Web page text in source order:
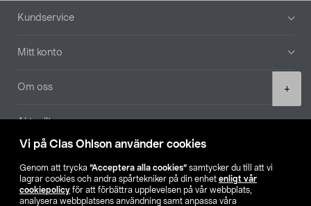
Vi på Clas Ohlson använder cookies
Genom att trycka ”Acceptera alla cookies” samtycker du till att vi
lagrar cookies och andra spårtekniker på din enhet enligt vår
cookiepolicy för att förbättra upplevelsen på vår webbplats,
analysera webbplatsens användning samt anpassa våra
+
Sidfot
Kundservice
Mitt konto
Om oss
Aktuellt
Hitta butik